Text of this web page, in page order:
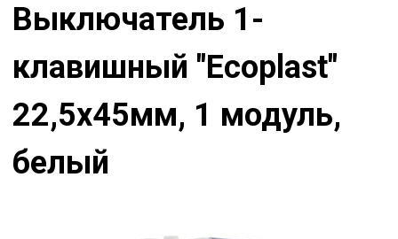
Выключатель 1-
клавишный "Ecoplast"
22,5х45мм, 1 модуль,
белый